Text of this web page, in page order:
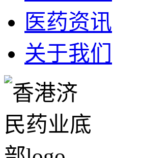
医药资讯
关于我们